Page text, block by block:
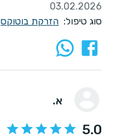
03.02.2026
סוג טיפול: הזרקת בוטוקס
א.
5.0